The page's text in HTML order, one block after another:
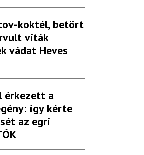
koktél, betört
viták
vádat Heves
érkezett a
így kérte
az egri